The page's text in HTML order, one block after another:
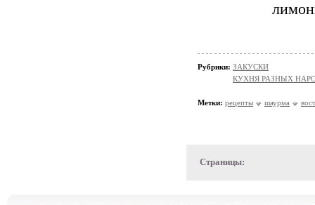
Рубрики: ЗАКУСКИ
КУХНЯ РАЗНЫХ
Метки: рецепты шаурма
Страницы: